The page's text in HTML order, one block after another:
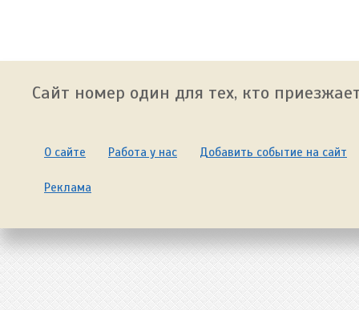
Сайт номер один для тех, кто
О сайте Работа у нас Добавить событие на сайт
Реклама